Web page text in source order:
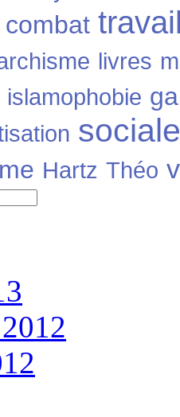
combat
livres
islamophobie
sociale
Hartz Théo